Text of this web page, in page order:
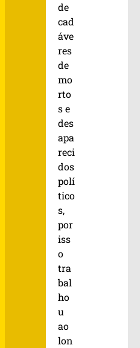
de
cad
áve
res
de
mo
rto
s e
des
apa
reci
dos
polí
tico
s,
por
iss
o
tra
bal
ho
u
ao
lon